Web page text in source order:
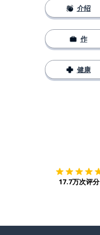
介绍
作
健康
17.7万次评分